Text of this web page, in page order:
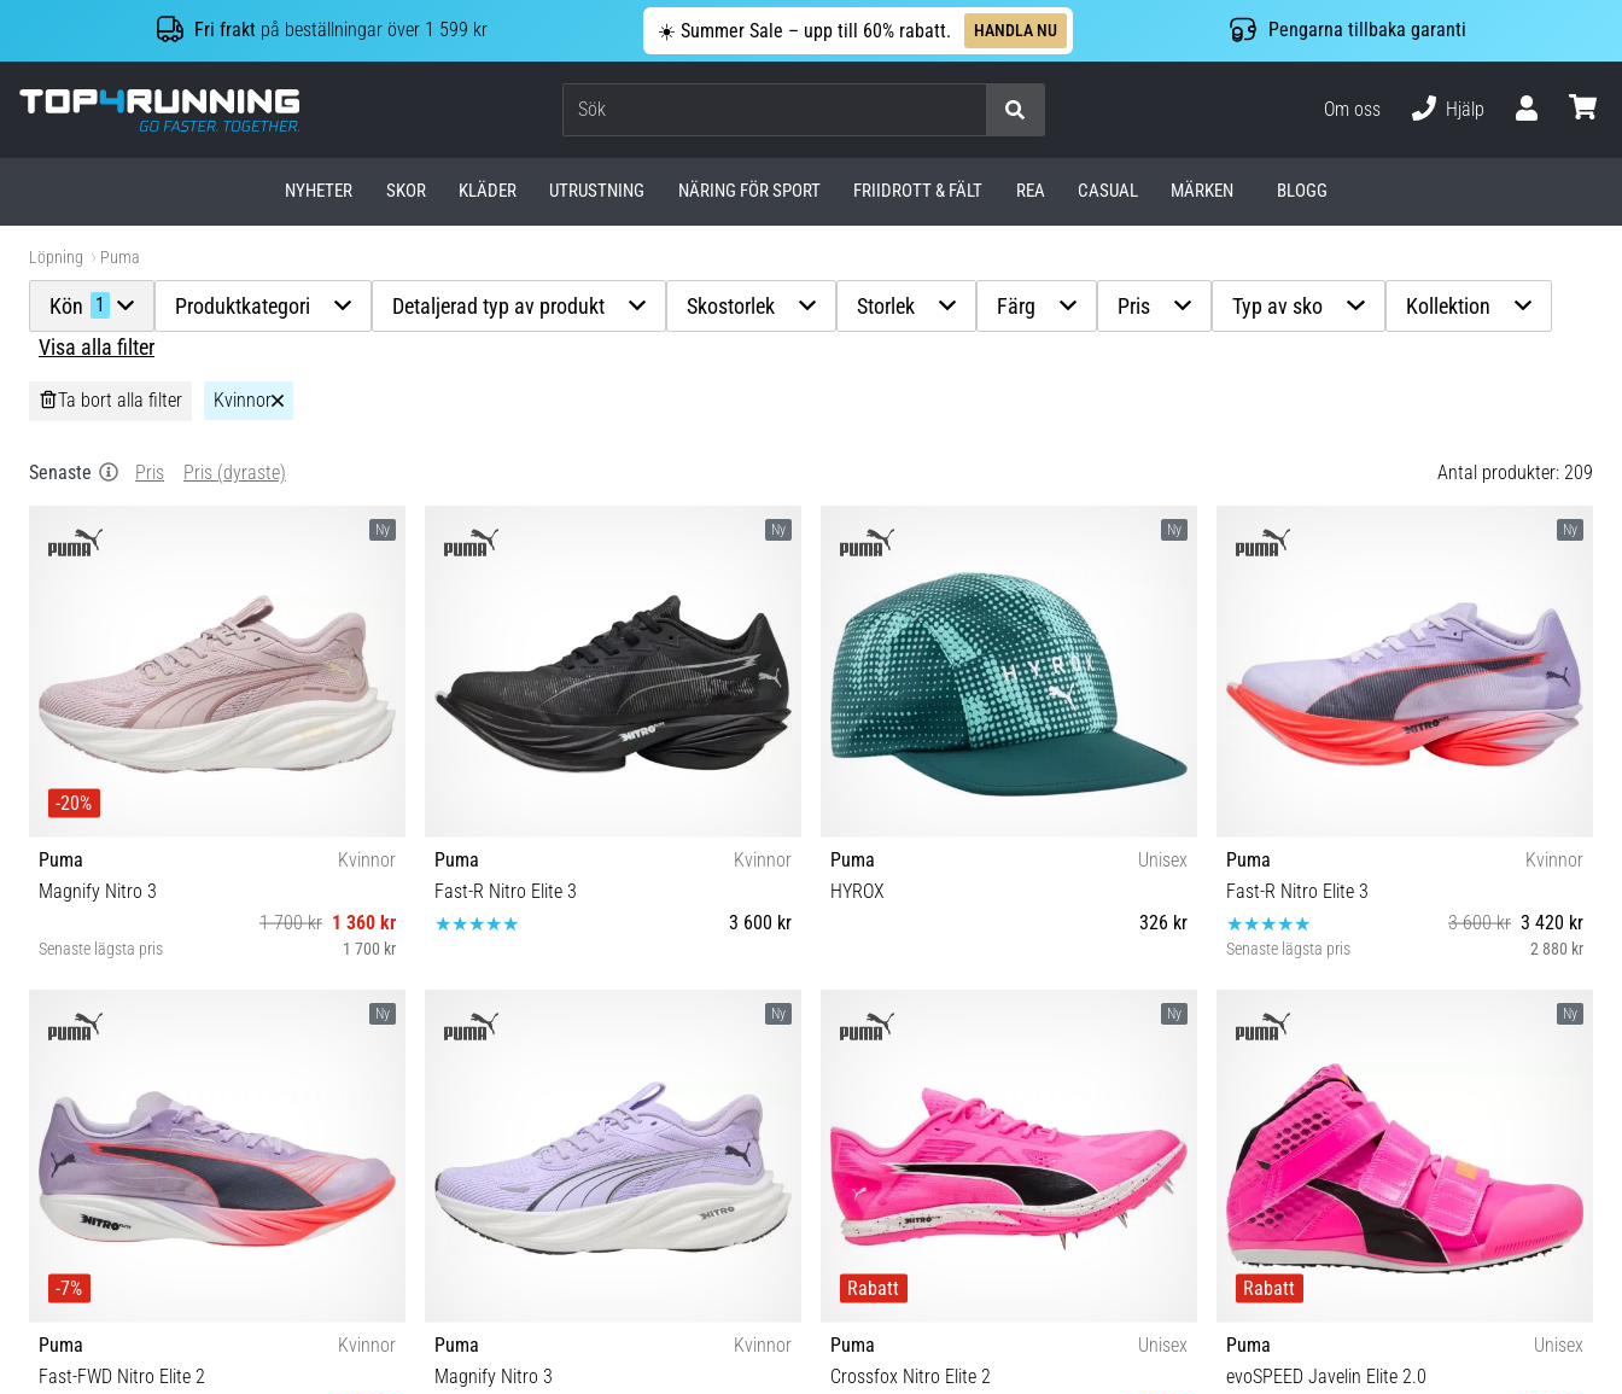
Fri frakt på beställningar över 1 599 kr ☀️ Summer Sale – upp till 60% rabatt. HANDLA NU Pengarna tillbaka garanti
Top4Running.se
Om oss
Hjälp
NYHETER SKOR KLÄDER UTRUSTNING NÄRING FÖR SPORT FRIIDROTT & FÄLT REA CASUAL MÄRKEN BLOGG
Löpning Puma
Kön 1 Produktkategori Detaljerad typ av produkt Skostorlek Storlek Färg Pris Typ av sko
Kollektion
Visa alla filter
Ta bort alla filter Kvinnor
Senaste Pris Pris (dyraste) Antal produkter: 209
Ny
-20%
Puma
Kvinnor
Magnify Nitro 3
1 700 kr 1 360 kr
Senaste lägsta pris 1 700 kr
Ny
Puma
Kvinnor
Fast-R Nitro Elite 3
3 600 kr
Ny
Puma
Unisex
HYROX
326 kr
Ny
Puma
Kvinnor
Fast-R Nitro Elite 3
3 600 kr 3 420 kr
Senaste lägsta pris 2 880 kr
Ny
-7%
Puma
Kvinnor
Fast-FWD Nitro Elite 2
Ny
Puma
Kvinnor
Magnify Nitro 3
Ny
Rabatt
Puma
Unisex
Crossfox Nitro Elite 2
Ny
Rabatt
Puma
Unisex
evoSPEED Javelin Elite 2.0